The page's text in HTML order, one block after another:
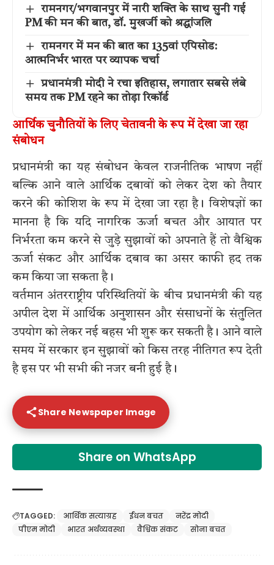
रामनगर/भगवानपुर में नारी शक्ति के साथ सुनी गई
PM की मन की बात, डॉ. मुखर्जी को श्रद्धांजलि
रामनगर में मन की बात का 135वां एपिसोड:
आत्मनिर्भर भारत पर व्यापक चर्चा
प्रधानमंत्री मोदी ने रचा इतिहास, लगातार सबसे लंबे
समय तक PM रहने का तोड़ा रिकॉर्ड
आर्थिक चुनौतियों के लिए चेतावनी के रूप में देखा जा रहा
संबोधन
प्रधानमंत्री का यह संबोधन केवल राजनीतिक भाषण नहीं
बल्कि आने वाले आर्थिक दबावों को लेकर देश को तैयार
करने की कोशिश के रूप में देखा जा रहा है। विशेषज्ञों का
मानना है कि यदि नागरिक ऊर्जा बचत और आयात पर
निर्भरता कम करने से जुड़े सुझावों को अपनाते हैं तो वैश्विक
ऊर्जा संकट और आर्थिक दबाव का असर काफी हद तक
कम किया जा सकता है।
वर्तमान अंतरराष्ट्रीय परिस्थितियों के बीच प्रधानमंत्री की यह
अपील देश में आर्थिक अनुशासन और संसाधनों के संतुलित
उपयोग को लेकर नई बहस भी शुरू कर सकती है। आने वाले
समय में सरकार इन सुझावों को किस तरह नीतिगत रूप देती
है इस पर भी सभी की नजर बनी हुई है।
Share Newspaper Image
Share on WhatsApp
TAGGED: आर्थिक सत्याग्रह ईंधन बचत
नरेंद्र मोदी
पीएम मोदी
भारत अर्थव्यवस्था वैश्विक संकट सोना बचत